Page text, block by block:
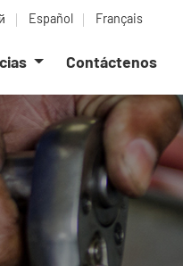
Español Français
Contáctenos